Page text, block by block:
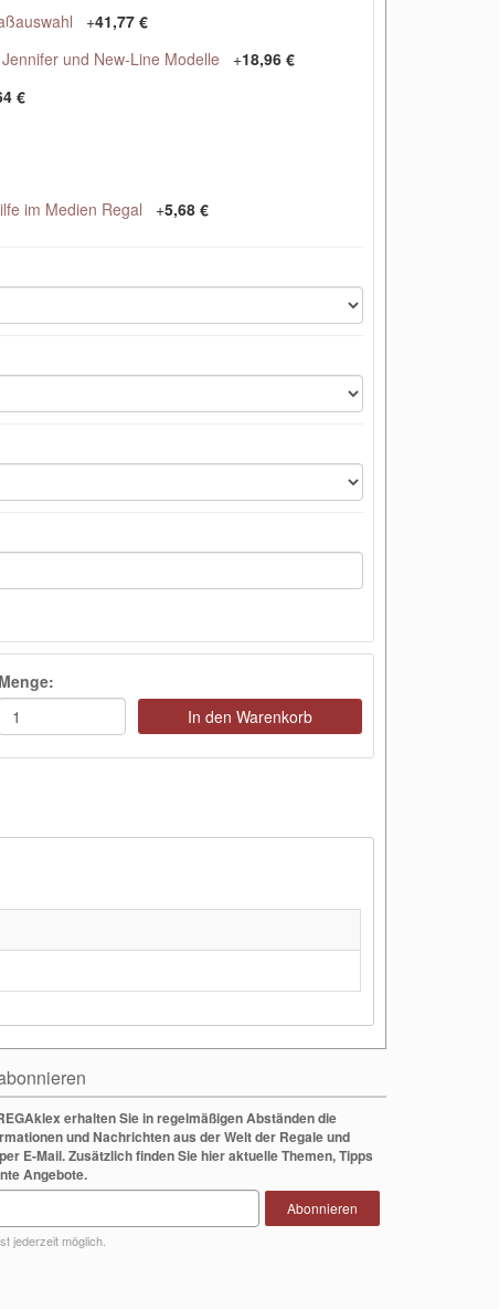
+41,77 €
und New-Line Modelle +18,96 €
€
im Medien Regal +5,68 €
Menge:
In den Warenkorb
erhalten Sie in regelmäßigen Abständen die
und Nachrichten aus der Welt der Regale und
E-Mail. Zusätzlich finden Sie hier aktuelle Themen, Tipps
Angebote.
jederzeit möglich.
Abonnieren